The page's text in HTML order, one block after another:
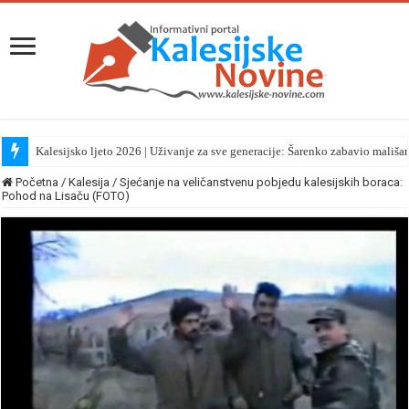
Kalesijsko ljeto 2026 | Uživanje za sve generacije: Šarenko zabavio
Početna / Kalesija / Sjećanje na veličanstvenu pobjedu kalesijskih boraca:
Pohod na Lisaču (FOTO)